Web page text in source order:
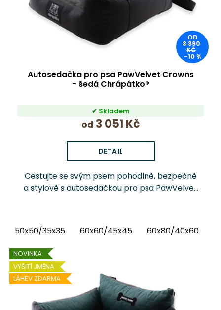
OD
3 390
KČ
–10 %
Autosedačka pro psa PawVelvet Crowns
- šedá Chrápátko®
Skladem
od 3 051 Kč
DETAIL
Cestujte se svým psem pohodlně, bezpečně
a stylově s autosedačkou pro psa PawVelvet
látku...
50x50/35x35 60x60/45x45 60x80/40x60
NOVINKA
VYŠITÍ JMÉNA
LÁHEV ZDARMA